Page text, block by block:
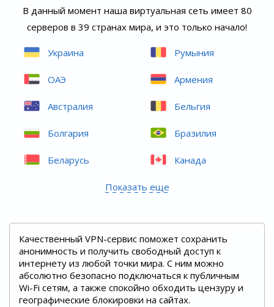
В данный момент наша виртуальная сеть имеет 80
серверов в 39 странах мира, и это только начало!
Украина Румыния
ОАЭ Армения
Австралия Бельгия
Болгария Бразилия
Беларусь Канада
Показать еще
Качественный VPN-сервис поможет сохранить
анонимность и получить свободный доступ к
интернету из любой точки мира. С ним можно
абсолютно безопасно подключаться к публичным
Wi-Fi сетям, а также спокойно обходить цензуру и
географические блокировки на сайтах.